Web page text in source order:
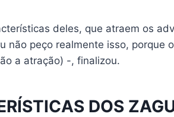
deles, que atraem os
não peço realmente isso, porque
a atração) -, finalizou.
DOS